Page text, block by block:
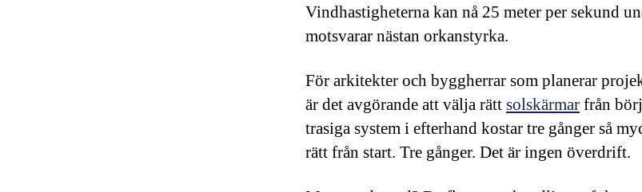
Vindhastigheterna kan nå 25 meter per sekund
motsvarar nästan orkanstyrka.
För arkitekter och byggherrar som planerar
är det avgörande att välja rättsolskärmarfrån
trasiga system i efterhand kostar tre gånger så
rätt från start. Tre gånger. Det är ingen överdrift.